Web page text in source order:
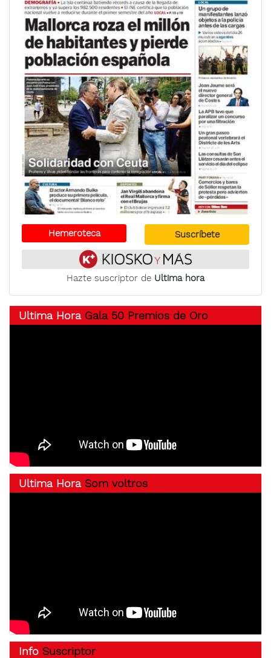
Hemeroteca Suscríbete
Hazte suscriptor de Ultima hora
Ultima Hora Gala 50 Premios de Oro
Ultima Hora Som voltros
Info Suscriptor